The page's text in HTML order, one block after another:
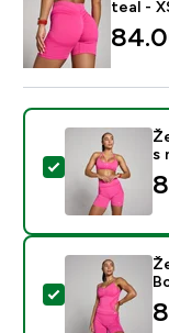
teal -
Select this
s
Select this